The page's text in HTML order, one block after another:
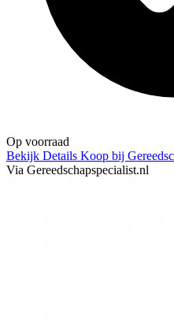
Op voorraad
Bekijk Details Koop bij
Via Gereedschapspecialist.nl